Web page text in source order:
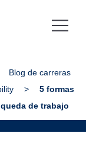
Blog de carreras
5 formas
de trabajo